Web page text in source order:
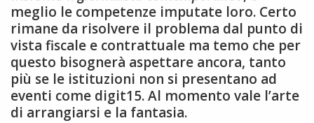
meglio le competenze imputate loro. Certo
rimane da risolvere il problema dal punto di
vista fiscale e contrattuale ma temo che per
questo bisognerà aspettare ancora, tanto
più se le istituzioni non si presentano ad
eventi come digit15. Al momento vale l’arte
di arrangiarsi e la fantasia.